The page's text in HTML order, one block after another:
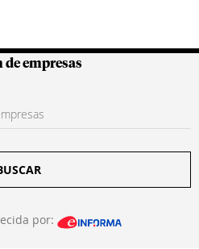
Colombianas
empresas
por: